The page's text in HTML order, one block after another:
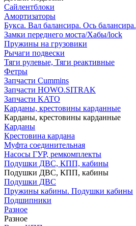
Cайлентблоки
Амортизаторы
Букса. Вал балансира. Ось балансира.
Замки переднего моста/Хабы/lock
Пружины на грузовики
Рычаги подвески
Тяги рулевые, Тяги реактивные
Фетры
Запчасти Cummins
Запчасти HOWO.SITRAK
Запчасти KATO
Карданы, крестовины карданные
Карданы, крестовины карданные
Карданы
Крестовина кардана
Муфта соединительная
Насосы ГУР, ремкомплекты
Подушки ДВС, КПП, кабины
Подушки ДВС, КПП, кабины
Подушки ДВС
Пружины кабины. Подушки кабины
Подшипники
Разное
Разное